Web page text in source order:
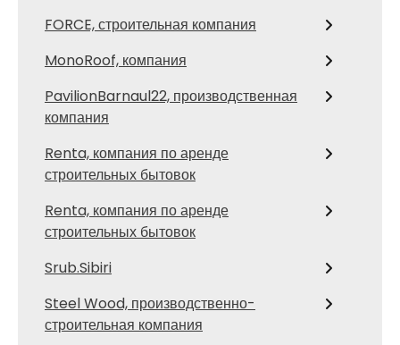
FORCE, строительная компания
MonoRoof, компания
PavilionBarnaul22, производственная
компания
Renta, компания по аренде
строительных бытовок
Renta, компания по аренде
строительных бытовок
Srub.Sibiri
Steel Wood, производственно-
строительная компания